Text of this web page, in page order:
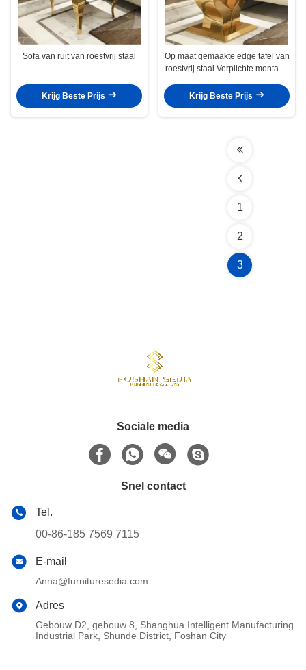
Sofa van ruit van roestvrij staal
Krijg Beste Prijs
Op maat gemaakte edge tafel van
roestvrij staal Verplichte montage
Krijg Beste Prijs
1
2
3
Sociale media
Snel contact
Tel.
00-86-185 7569 7115
E-mail
Anna@furnituresedia.com
Adres
Gebouw D2, gebouw 8, Shanghua Intelligent Manufacturing
Industrial Park, Shunde District, Foshan City